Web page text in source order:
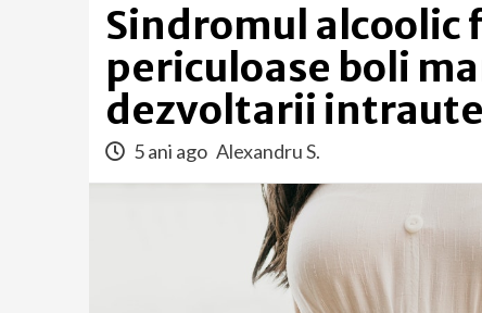
Sindromul alcoolic
periculoase boli
dezvoltarii
5 ani ago Alexandru S.